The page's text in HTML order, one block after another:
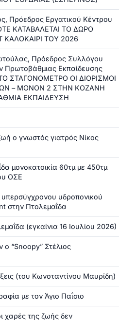
Πρόεδρος Εργατικού Κέντρου
ΚΑΤΑΒΑΛΕΤΑΙ ΤΟ ΔΩΡΟ
ΚΑΛΟΚΑΙΡΙ ΤΟΥ 2026
Πρόεδρος Συλλόγου
Πρωτοβάθμιας Εκπαίδευσης
ΣΤΑΓΟΝΟΜΕΤΡΟ ΟΙ ΔΙΟΡΙΣΜΟΙ
– ΜΟΝΟΝ 2 ΣΤΗΝ ΚΟΖΑΝΗ
ΕΚΠΑΙΔΕΥΣΗ
ο γνωστός γιατρός Νίκος
μονοκατοικία 60τμ με 450τμ
ΟΣΕ
υδροπονικού
στην Πτολεμαΐδα
(εγκαίνια 16 Ιουλίου 2026)
ο “Snoopy” Στέλιος
(του Κωνσταντίνου Μαυρίδη)
με τον Άγιο Παΐσιο
χαρές της ζωής δεν